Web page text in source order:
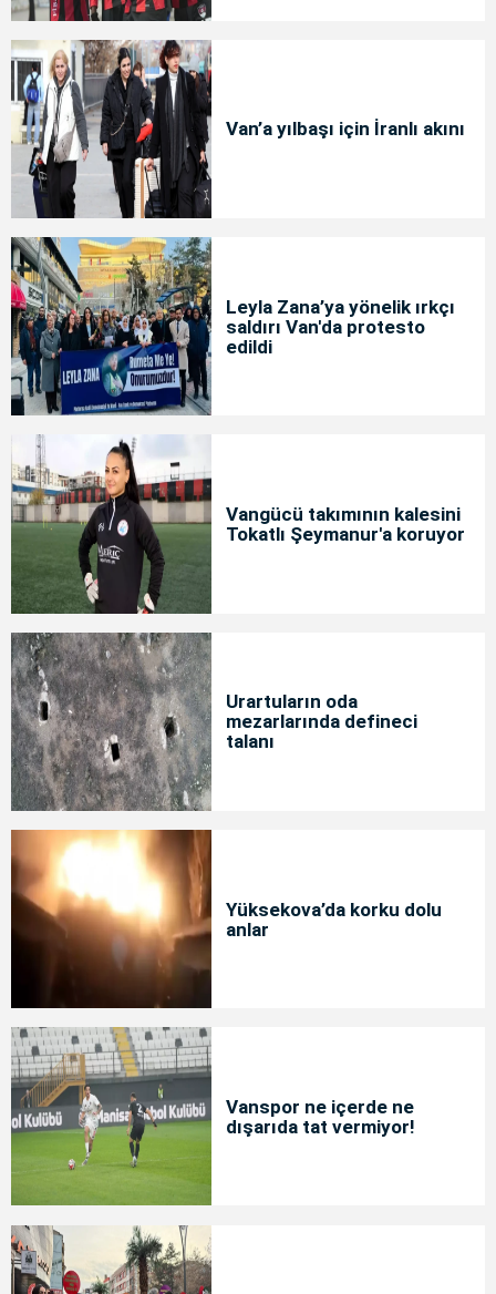
Van’a yılbaşı için İranlı akını
Leyla Zana’ya yönelik ırkçı
saldırı Van'da protesto
edildi
Vangücü takımının kalesini
Tokatlı Şeymanur'a koruyor
Urartuların oda
mezarlarında defineci
talanı
Yüksekova’da korku dolu
anlar
Vanspor ne içerde ne
dışarıda tat vermiyor!